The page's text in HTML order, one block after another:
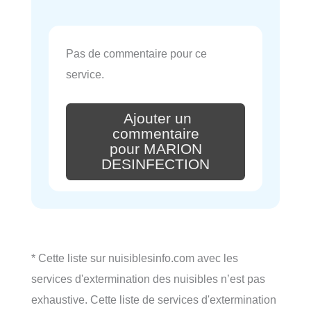
Pas de commentaire pour ce
service.
Ajouter un
commentaire
pour MARION
DESINFECTION
* Cette liste sur nuisiblesinfo.com avec les
services d'extermination des nuisibles n’est pas
exhaustive. Cette liste de services d'extermination